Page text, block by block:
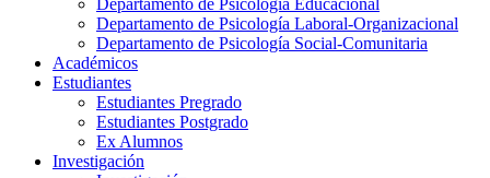
Departamento de Psicología Educacional
Departamento de Psicología Laboral-Organizacional
Departamento de Psicología Social-Comunitaria
Académicos
Estudiantes
Estudiantes Pregrado
Estudiantes Postgrado
Ex Alumnos
Investigación